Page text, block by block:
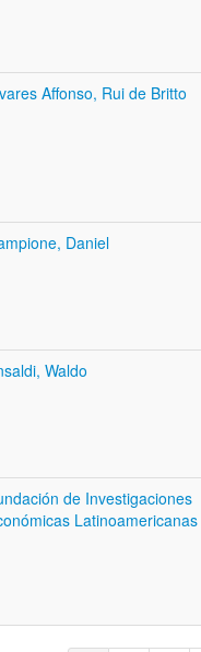
Affonso, Rui de Britto
Daniel
Waldo
de Investigaciones
Latinoamericanas